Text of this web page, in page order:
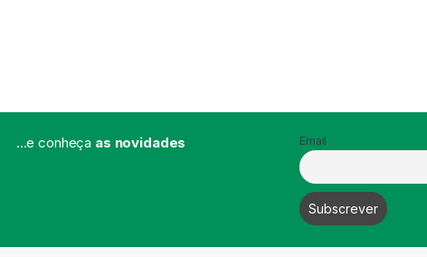
...e conheça as novidades Email